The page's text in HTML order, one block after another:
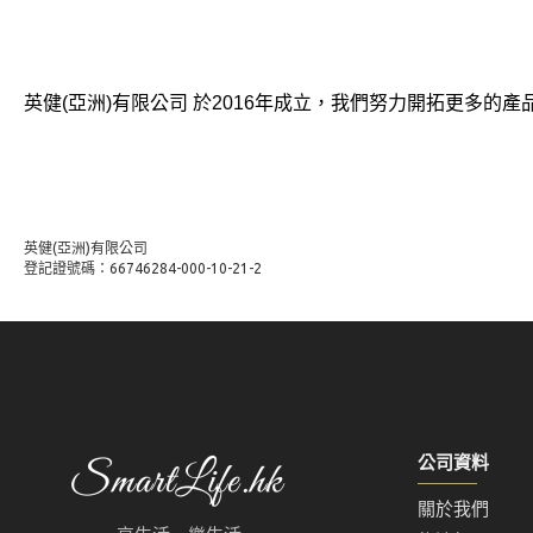
英健(亞洲)有限公司 於2016年成立，我們努力開拓更多的
英健(亞洲)有限公司
登記證號碼：66746284-000-10-21-2
公司資料
關於我們